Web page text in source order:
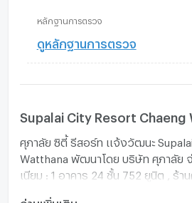
หลักฐานการตรวจ
ดูหลักฐานการตรวจ
Supalai City Resort Chaeng
ศุภาลัย ซิตี้ รีสอร์ท แจ้งวัฒนะ
Watthana พัฒนาโดย บริษัท ศุภาลัย
เนียม : 1 อาคาร 24 ชั้น 752 ยูนิต , ร้า